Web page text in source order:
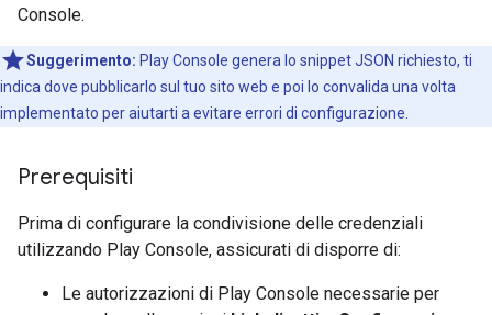
Console.
Suggerimento: Play Console genera lo snippet JSON richiesto, ti
indica dove pubblicarlo sul tuo sito web e poi lo convalida una volta
implementato per aiutarti a evitare errori di configurazione.
Prerequisiti
Prima di configurare la condivisione delle credenziali
utilizzando Play Console, assicurati di disporre di:
Le autorizzazioni di Play Console necessarie per